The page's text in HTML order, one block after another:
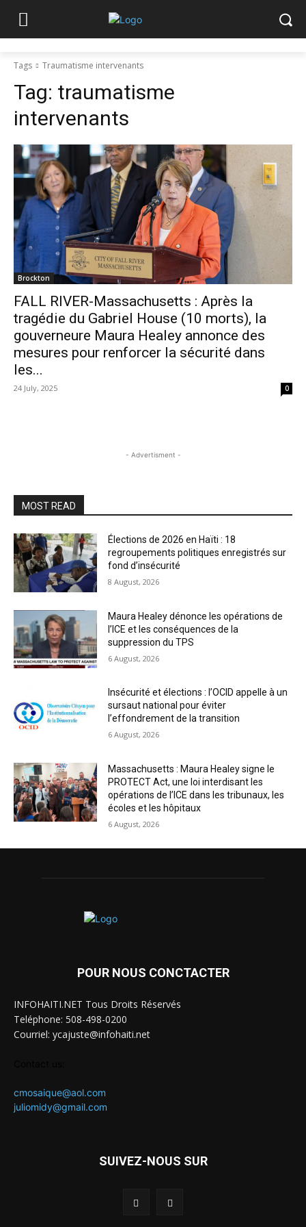
Tags Traumatisme intervenants
Tag: traumatisme
intervenants
Brockton
FALL RIVER-Massachusetts : Après la
tragédie du Gabriel House (10 morts), la
gouverneure Maura Healey annonce des
mesures pour renforcer la sécurité dans
les...
24 July, 2025 0
- Advertisment -
MOST READ
Élections de 2026 en Haïti : 18
regroupements politiques enregistrés sur
fond d’insécurité
8 August, 2026
Maura Healey dénonce les opérations de
l’ICE et les conséquences de la
suppression du TPS
6 August, 2026
Insécurité et élections : l’OCID appelle à un
sursaut national pour éviter
l’effondrement de la transition
6 August, 2026
Massachusetts : Maura Healey signe le
PROTECT Act, une loi interdisant les
opérations de l’ICE dans les tribunaux, les
écoles et les hôpitaux
6 August, 2026
POUR NOUS CONCTACTER
INFOHAITI.NET Tous Droits Réservés
Teléphone: 508-498-0200
Courriel: ycajuste@infohaiti.net
cmosaique@aol.com
juliomidy@gmail.com
SUIVEZ-NOUS SUR